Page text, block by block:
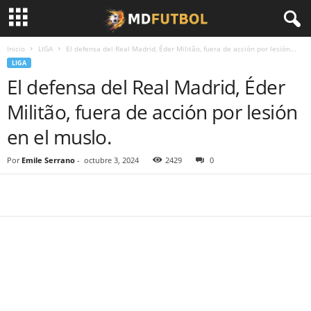
Inicio LIGA El defensa del Real Madrid, Éder Militão, fuera de acción por lesión...
LIGA
El defensa del Real Madrid, Éder
Militão, fuera de acción por lesión
en el muslo.
Por Emile Serrano - octubre 3, 2024 2429 0